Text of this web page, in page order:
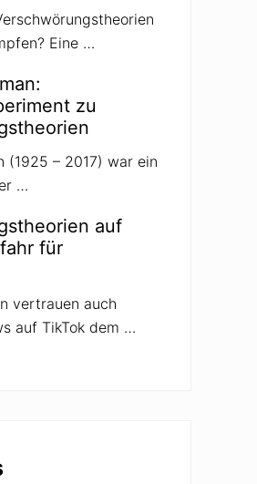
Eine …
zu
(1925 – 2017) war ein
…
auf
für
vertrauen auch
auf TikTok dem …